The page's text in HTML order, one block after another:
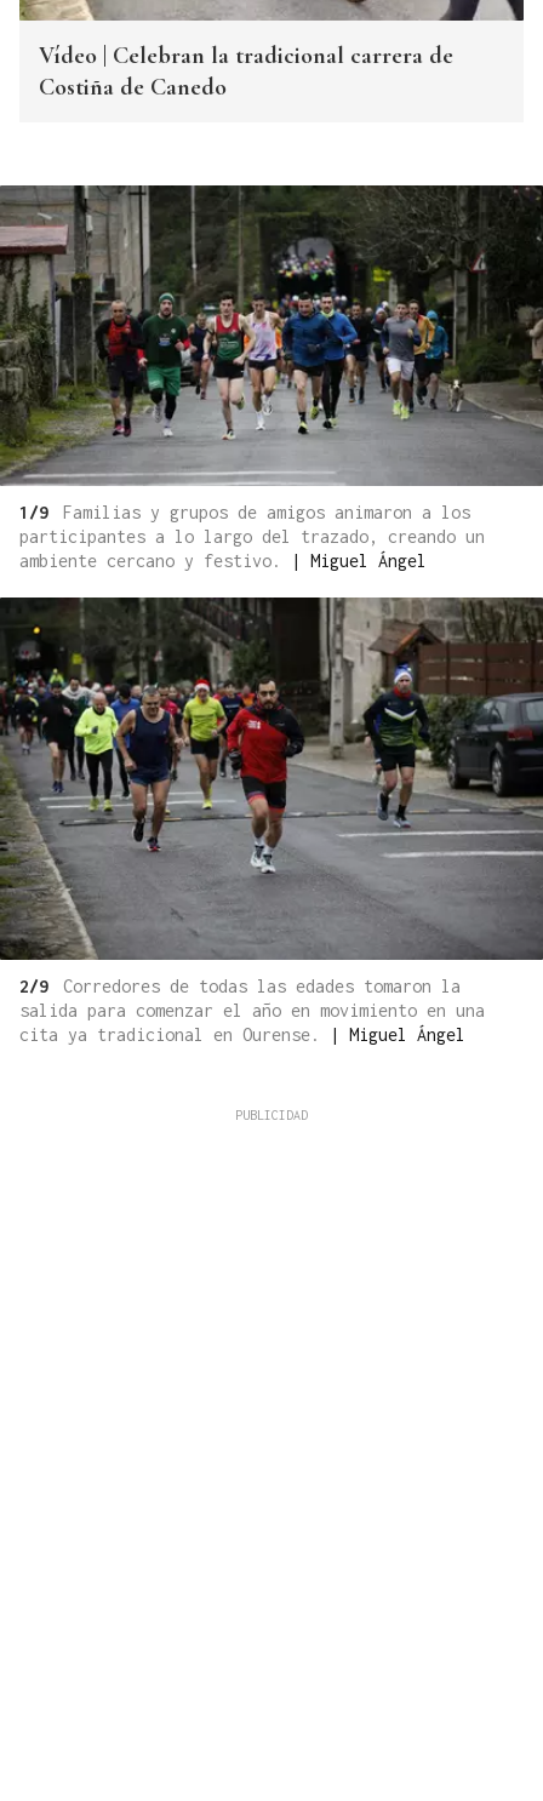
Vídeo | Celebran la tradicional carrera de
Costiña de Canedo
1/9
Familias y grupos de amigos animaron a los
participantes a lo largo del trazado, creando un
ambiente cercano y festivo.
| Miguel Ángel
2/9
Corredores de todas las edades tomaron la
salida para comenzar el año en movimiento en una
cita ya tradicional en Ourense.
| Miguel Ángel